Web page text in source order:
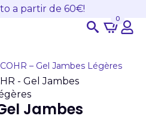
a partir de 60€!
0
– Gel Jambes Légères
Jambes